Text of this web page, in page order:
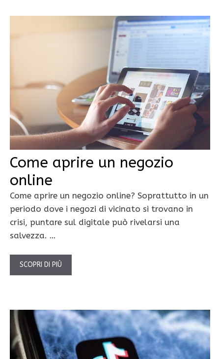
Come aprire un negozio
online
Come aprire un negozio online? Soprattutto in un
periodo dove i negozi di vicinato si trovano in
crisi, puntare sul digitale può rivelarsi una
salvezza. …
SCOPRI DI PIÙ